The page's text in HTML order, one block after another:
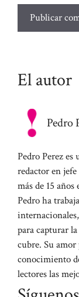
El autor
Pedro
Pedro Perez
redactor en
más de 15
Pedro ha
para capturar
cubre. Su
conocimiento
lectores las